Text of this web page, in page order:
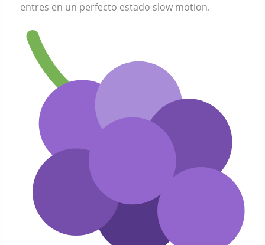
entres en un perfecto estado slow motion.